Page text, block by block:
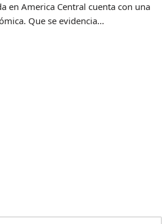
en America Central cuenta con una
Que se evidencia…